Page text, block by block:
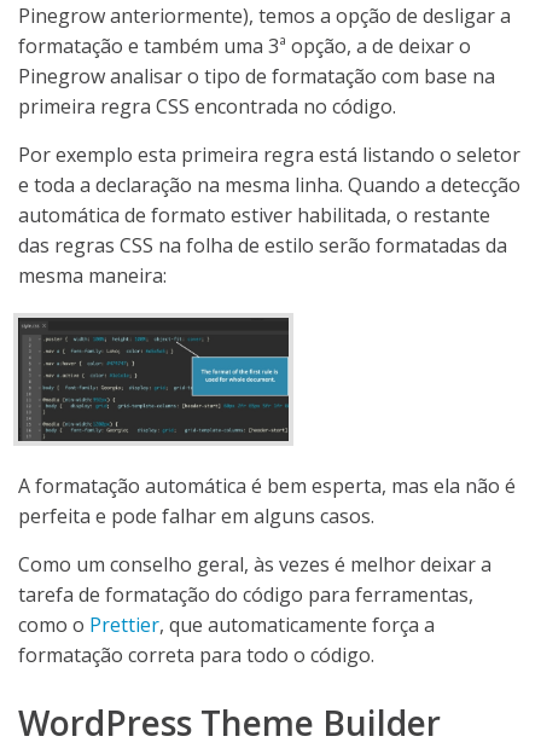
Pinegrow anteriormente), temos a opção de desligar a
formatação e também uma 3ª opção, a de deixar o
Pinegrow analisar o tipo de formatação com base na
primeira regra CSS encontrada no código.
Por exemplo esta primeira regra está listando o seletor
e toda a declaração na mesma linha. Quando a detecção
automática de formato estiver habilitada, o restante
das regras CSS na folha de estilo serão formatadas da
mesma maneira:
A formatação automática é bem esperta, mas ela não é
perfeita e pode falhar em alguns casos.
Como um conselho geral, às vezes é melhor deixar a
tarefa de formatação do código para ferramentas,
como o Prettier, que automaticamente força a
formatação correta para todo o código.
WordPress Theme Builder